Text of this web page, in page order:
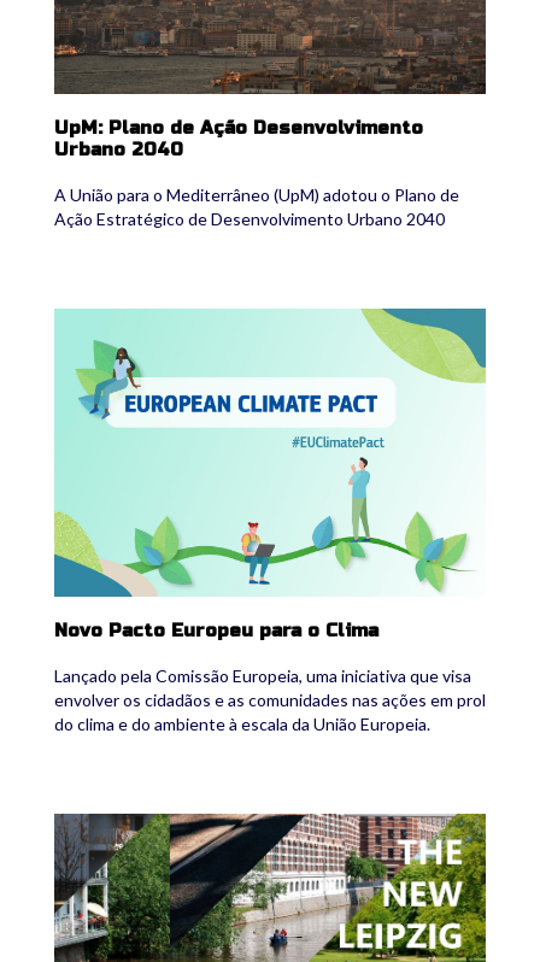
UpM: Plano de Ação Desenvolvimento
Urbano 2040
A União para o Mediterrâneo (UpM) adotou o Plano de
Ação Estratégico de Desenvolvimento Urbano 2040
Novo Pacto Europeu para o Clima
Lançado pela Comissão Europeia, uma iniciativa que visa
envolver os cidadãos e as comunidades nas ações em prol
do clima e do ambiente à escala da União Europeia.
nlc.jpg